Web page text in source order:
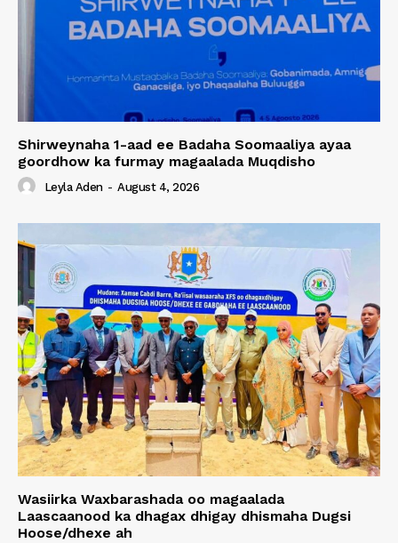
Shirweynaha 1-aad ee Badaha Soomaaliya ayaa
goordhow ka furmay magaalada Muqdisho
Leyla Aden - August 4, 2026
Wasiirka Waxbarashada oo magaalada
Laascaanood ka dhagax dhigay dhismaha Dugsi
Hoose/dhexe ah